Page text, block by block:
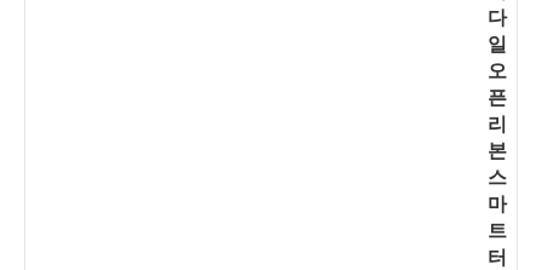
다
일
오
픈
리
본
스
마
트
터